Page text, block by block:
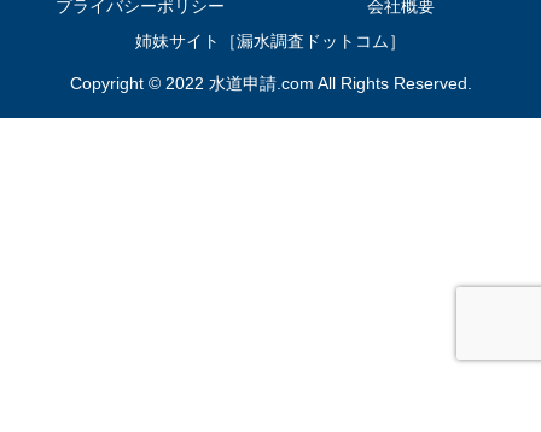
プライバシーポリシー
会社概要
姉妹サイト［漏水調査ドットコム］
Copyright © 2022 水道申請.com All Rights Reserved.